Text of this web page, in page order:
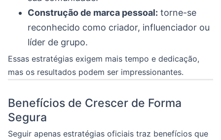
Construção de marca pessoal: torne-se
reconhecido como criador, influenciador ou
líder de grupo.
Essas estratégias exigem mais tempo e dedicação,
mas os resultados podem ser impressionantes.
Benefícios de Crescer de Forma
Segura
Seguir apenas estratégias oficiais traz benefícios que